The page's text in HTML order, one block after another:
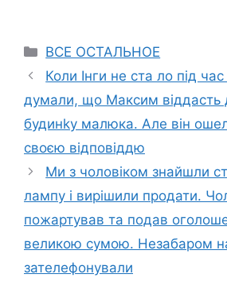
Categories
ВСЕ ОСТАЛЬНОЕ
Коли Інги не ста ло під час
думали, що Максим віддасть
будинkу малюка. Але він
своєю відповіддю
Ми з чоловіком знайшли
лампу і вирішили продати.
пожартував та подав
великою сумою. Незабаром
зателефонували